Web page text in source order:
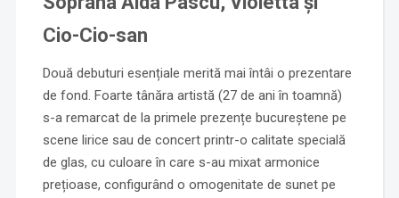
Cio-Cio-san
Două debuturi esențiale merită mai întâi o prezentare
de fond. Foarte tânăra artistă (27 de ani în toamnă)
s-a remarcat de la primele prezențe bucureștene pe
scene lirice sau de concert printr-o calitate specială
de glas, cu culoare în care s-au mixat armonice
prețioase, configurând o omogenitate de sunet pe